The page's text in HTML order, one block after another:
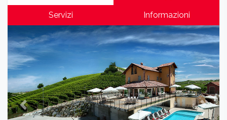
Servizi Informazioni
Previous Next